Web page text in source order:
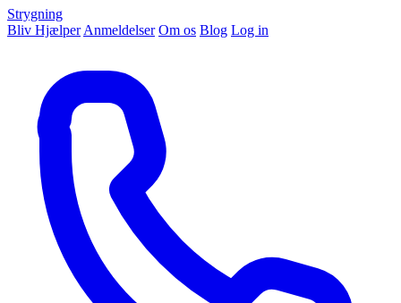
Strygning
Bliv Hjælper Anmeldelser Om os Blog Log in